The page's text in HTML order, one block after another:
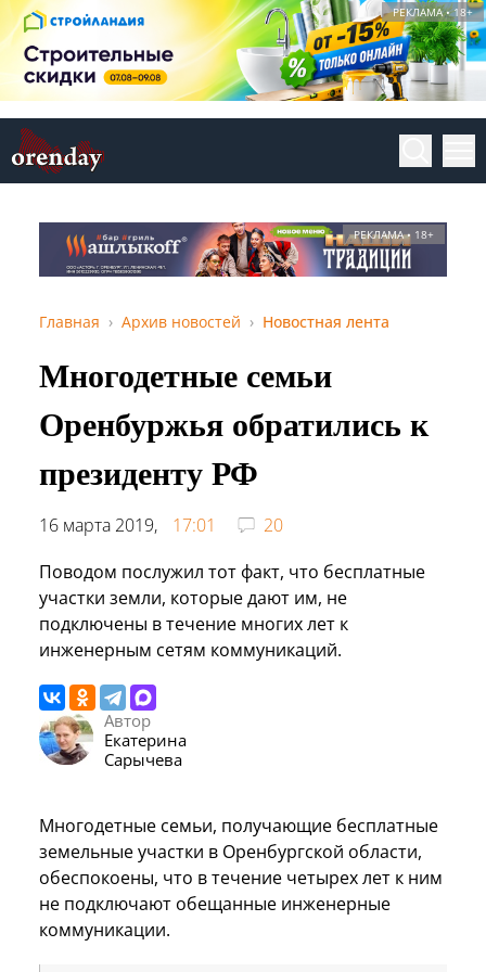
РЕКЛАМА • 18+
РЕКЛАМА • 18+
Главная Архив новостей Новостная лента
Многодетные семьи
Оренбуржья обратились к
президенту РФ
16 марта 2019, 17:01
20
Поводом послужил тот факт, что бесплатные
участки земли, которые дают им, не
подключены в течение многих лет к
инженерным сетям коммуникаций.
Автор
Екатерина
Сарычева
Многодетные семьи, получающие бесплатные
земельные участки в Оренбургской области,
обеспокоены, что в течение четырех лет к ним
не подключают обещанные инженерные
коммуникации.